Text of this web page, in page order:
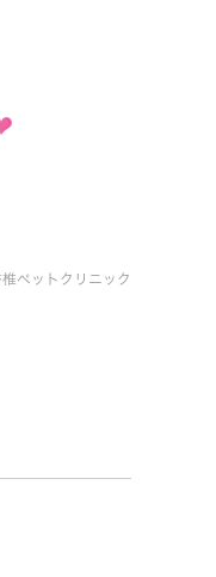
椎ペットクリニック